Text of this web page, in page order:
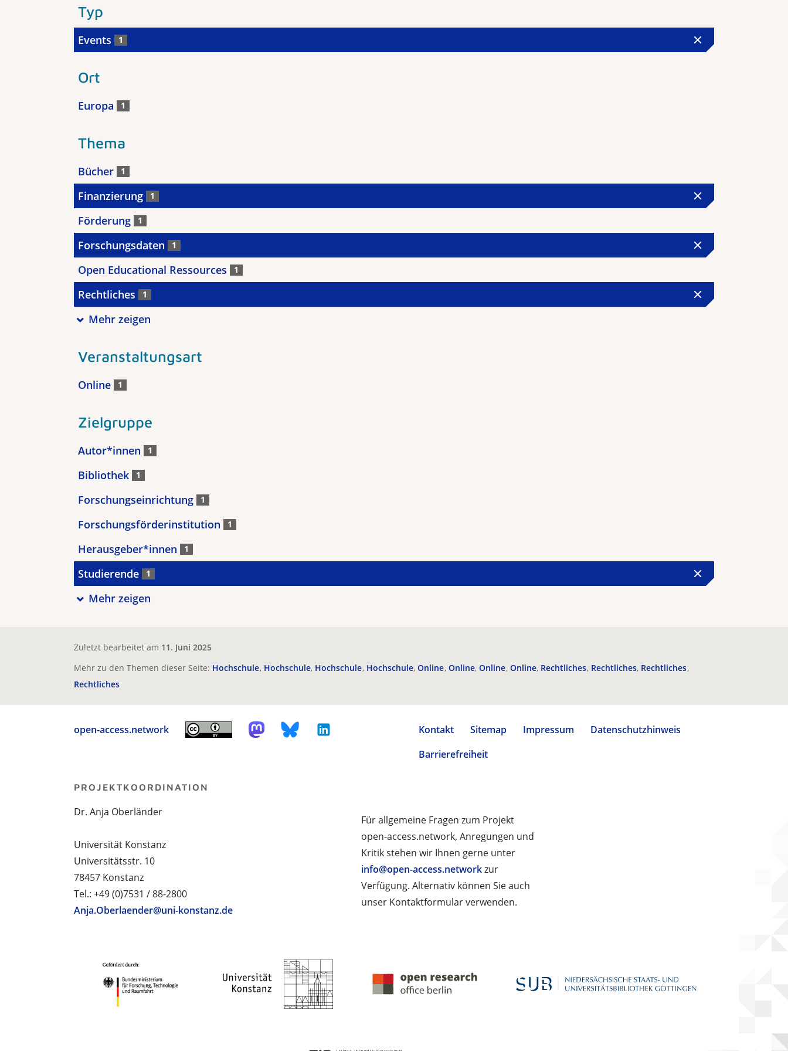
Typ
Events 1
Ort
Europa 1
Thema
Bücher 1
Finanzierung 1
Förderung 1
Forschungsdaten 1
Open Educational Ressources 1
Rechtliches 1
Mehr zeigen
Veranstaltungsart
Online 1
Zielgruppe
Autor*innen 1
Bibliothek 1
Forschungseinrichtung 1
Forschungsförderinstitution 1
Herausgeber*innen 1
Studierende 1
Mehr zeigen
Zuletzt bearbeitet am 11. Juni 2025
Mehr zu den Themen dieser Seite: Hochschule Hochschule Hochschule Hochschule Online Online Online Online Rechtliches Rechtliches Rechtliches
Rechtliches
open-access.network Kontakt Sitemap Impressum
Datenschutzhinweis
Barrierefreiheit
Für allgemeine Fragen zum Projekt
open-access.network, Anregungen und
Kritik stehen wir Ihnen gerne unter
info@open-access.networkzur
Verfügung. Alternativ können Sie auch
unser Kontaktformular verwenden.
PROJEKTKOORDINATION
Dr. Anja Oberländer
Universität Konstanz
Universitätsstr. 10
78457 Konstanz
Tel.: +49 (0)7531 / 88-2800
Anja.Oberlaender@uni-konstanz.de